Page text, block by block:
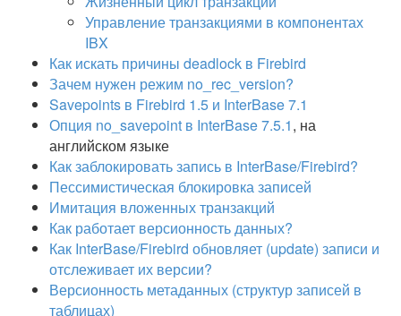
Управление транзакциями в компонентах
IBX
Как искать причины deadlock в Firebird
Зачем нужен режим no_rec_version?
Savepoints в Firebird 1.5 и InterBase 7.1
Опция no_savepoint в InterBase 7.5.1, на
английском языке
Как заблокировать запись в InterBase/Firebird?
Пессимистическая блокировка записей
Имитация вложенных транзакций
Как работает версионность данных?
Как InterBase/Firebird обновляет (update) записи и
отслеживает их версии?
Версионность метаданных (структур записей в
таблицах)